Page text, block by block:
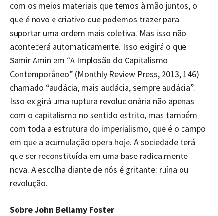
com os meios materiais que temos à mão juntos, o
que é novo e criativo que podemos trazer para
suportar uma ordem mais coletiva. Mas isso não
acontecerá automaticamente. Isso exigirá o que
Samir Amin em “A Implosão do Capitalismo
Contemporâneo” (Monthly Review Press, 2013, 146)
chamado “audácia, mais audácia, sempre audácia”.
Isso exigirá uma ruptura revolucionária não apenas
com o capitalismo no sentido estrito, mas também
com toda a estrutura do imperialismo, que é o campo
em que a acumulação opera hoje. A sociedade terá
que ser reconstituída em uma base radicalmente
nova. A escolha diante de nós é gritante: ruína ou
revolução.
Sobre John Bellamy Foster